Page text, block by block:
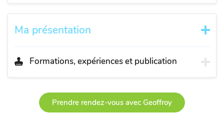
Ma présentation
Formations, expériences et publication
Prendre rendez-vous avec Geoffroy